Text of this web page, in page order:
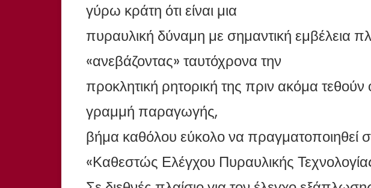
γύρω κράτη ότι είναι μια
πυραυλική δύναμη με σημαντική εμβέλεια
«ανεβάζοντας» ταυτόχρονα την
προκλητική ρητορική της πριν ακόμα τεθούν
γραμμή παραγωγής,
βήμα καθόλου εύκολο να πραγματοποιηθεί
«Καθεστώς Ελέγχου Πυραυλικής